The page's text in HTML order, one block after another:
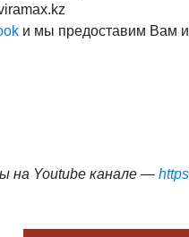
и мы предоставим Вам
на Youtube канале —